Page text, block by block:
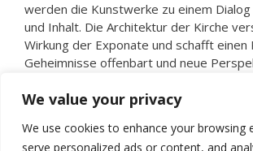
We value your privacy
We use cookies to enhance your browsing
serve personalized ads or content, and
werden die Kunstwerke zu einem Dialog
und Inhalt. Die Architektur der Kirche
Wirkung der Exponate und schafft einen
Geheimnisse offenbart und neue
Kategorien
Vernissage
Kunstpassage